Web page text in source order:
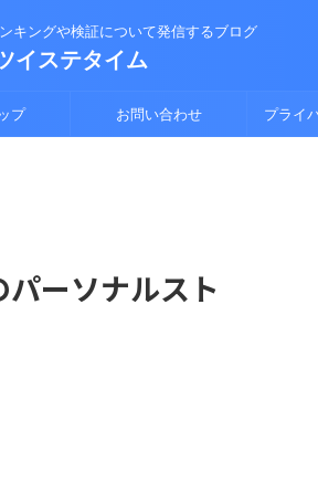
キングや検証について発信するブログ
イステタイム
プ お問い合わせ プライ
パーソナルスト